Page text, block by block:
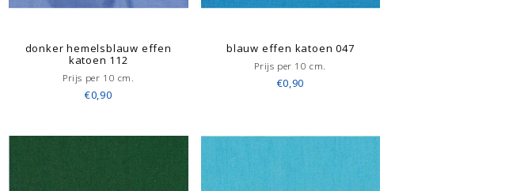
donker hemelsblauw effen
katoen 112
Prijs per 10 cm.
€0,90
blauw effen katoen 047
Prijs per 10 cm.
€0,90